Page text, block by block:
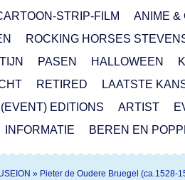
STRIP-FILM
ANIME &
ROCKING HORSES
PASEN HALLOWEEN
RETIRED
LAATSTE
EDITIONS ARTIST
INFORMATIE BEREN EN
» Pieter de Oudere Bruegel (ca.1528-